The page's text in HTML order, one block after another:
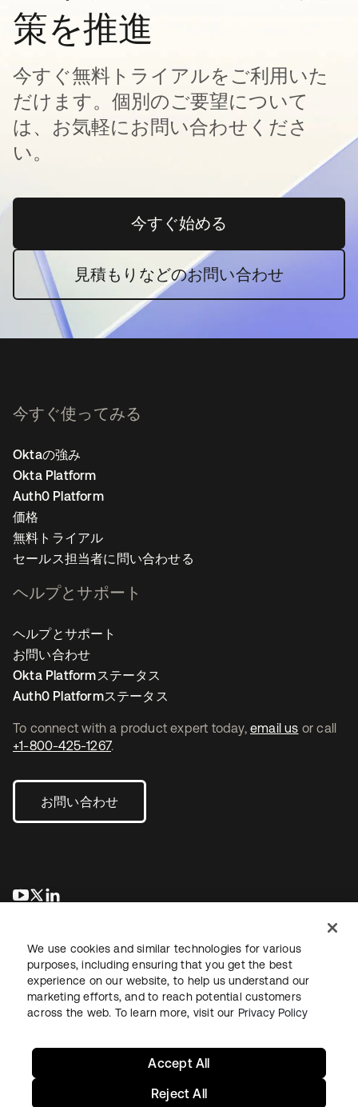
策を推進
今すぐ無料トライアルをご利用いた
だけます。個別のご要望について
は、お気軽にお問い合わせくださ
い。
今すぐ始める新しいタブで開く
見積もりなどのお問い合わせ
To connect with a product expert today, email us or call
+1-800-425-1267.
お問い合わせ
新しいタブで開く
新しいタブで開く
今すぐ使ってみる
Oktaの強み
Okta Platform
Auth0 Platform
価格
無料トライアル
セールス担当者に問い合わせる
ヘルプとサポート
ヘルプとサポート
お問い合わせ
Okta Platformステータス
Auth0 Platformステータス
法務プライバシーポリシーサイト利用規約セキュリティ
We use cookies and similar technologies for various
purposes, including ensuring that you get the best
experience on our website, to help us understand our
marketing efforts, and to reach potential customers
across the web. To learn more, visit our Privacy Policy
Reject All
Accept All